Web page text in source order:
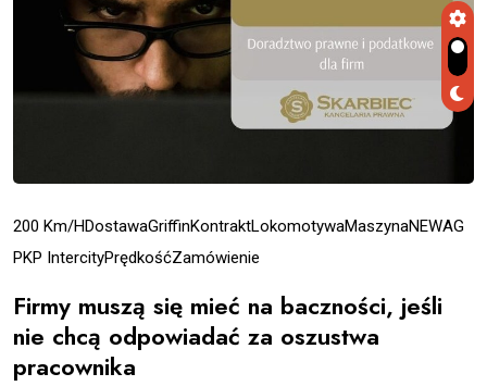
200 Km/hDostawaGriffinKontraktLokomotywaMaszynaNEWAG
PKP IntercityPrędkośćZamówienie
Firmy muszą się mieć na baczności, jeśli
nie chcą odpowiadać za oszustwa
pracownika